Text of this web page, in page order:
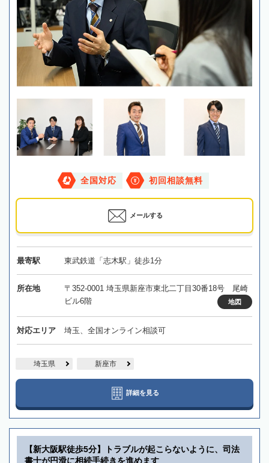
全国対応 初回相談無料
メールする
最寄駅 東武鉄道「志木駅」徒歩1分
所在地
〒352-0001 埼玉県新座市東北二丁目30番18号 尾崎
ビル6階
地図
対応エリア 埼玉、全国オンライン相談可
埼玉県 新座市
詳細を見る
【新大阪駅徒歩5分】トラブルが起こらないように、司法
書士が円滑に相続手続きを進めます